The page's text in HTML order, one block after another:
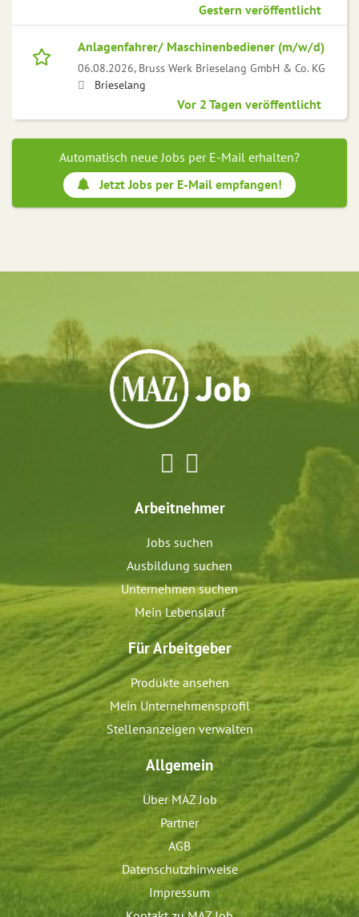
Gestern veröffentlicht
Anlagenfahrer/ Maschinenbediener (m/w/d)
06.08.2026, Bruss Werk Brieselang GmbH & Co. KG
Brieselang
Vor 2 Tagen veröffentlicht
Automatisch neue Jobs per E-Mail erhalten?
Jetzt Jobs per E-Mail empfangen!
Arbeitnehmer
Jobs suchen
Ausbildung suchen
Unternehmen suchen
Mein Lebenslauf
Für Arbeitgeber
Produkte ansehen
Mein Unternehmensprofil
Stellenanzeigen verwalten
Allgemein
Über MAZ Job
Partner
AGB
Datenschutzhinweise
Impressum